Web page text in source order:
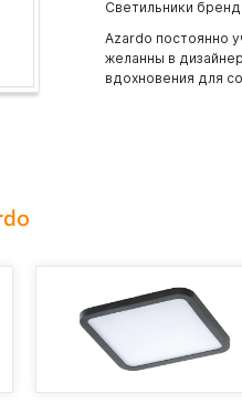
Светильники
Azardo постоянно
желанны в
вдохновения для